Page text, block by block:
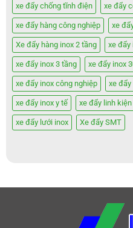
xe đẩy chống tĩnh điện xe đẩy
xe đẩy hàng công nghiệp xe
Xe đẩy hàng inox 2 tầng xe đẩy
xe đẩy inox 3 tầng xe đẩy inox
xe đẩy inox công nghiệp xe đẩy
xe đẩy inox y tế xe đẩy linh
xe đẩy lưới inox Xe đẩy SMT